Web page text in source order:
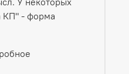
КП" - форма